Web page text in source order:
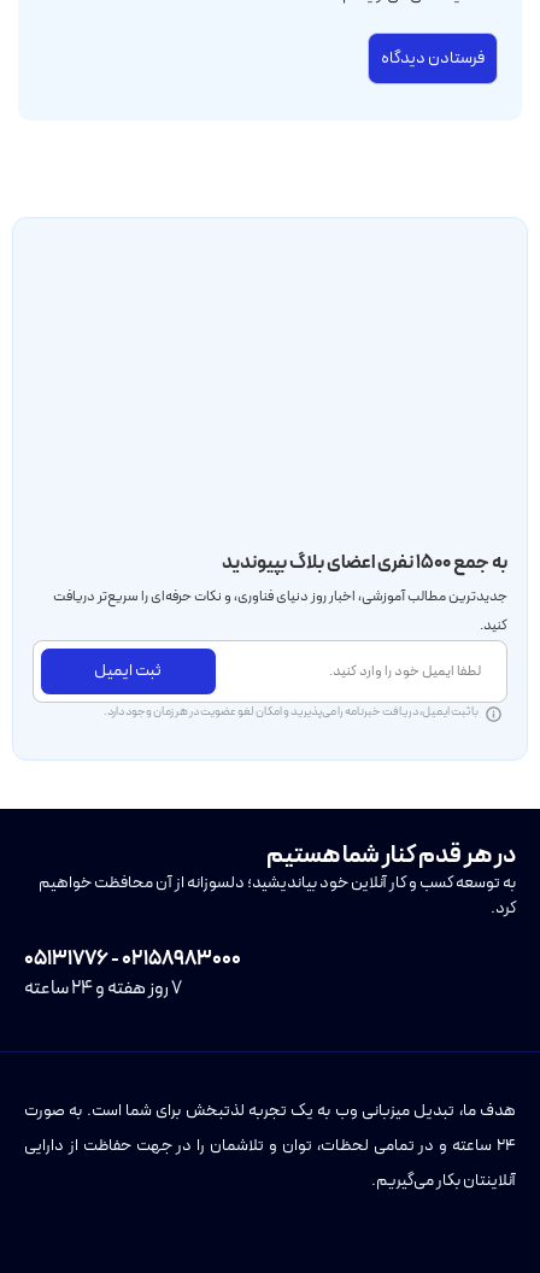
به جمع ۱۵۰۰ نفری اعضای بلاگ بپیوندید
جدید‌ترین مطالب آموزشی، اخبار روز دنیای فناوری، و نکات حرفه‌ای را سریع‌تر دریافت
کنید.
ثبت ایمیل
با ثبت ایمیل، دریافت خبرنامه را می‌پذیرید و امکان لغو عضویت در هر زمان وجود دارد.
در هر قدم کنار شما هستیم
به توسعه کسب و کار آنلاین خود بیاندیشید؛ دلسوزانه از آن محافظت خواهیم
کرد.
۰۲۱۵۸۹۸۳۰۰۰ - ۰۵۱۳۱۷۷۶
۷ روز هفته و ۲۴ ساعته
هدف ما، تبدیل میزبانی وب به یک تجربه لذتبخش برای شما است. به صورت
۲۴ ساعته و در تمامی لحظات، توان و تلاشمان را در جهت حفاظت از دارایی
آنلاینتان بکار می‌گیریم.